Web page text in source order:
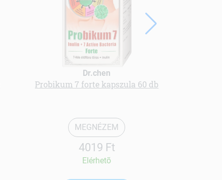
Dr.chen
Probikum 7 forte kapszula 60 db
MEGNÉZEM
4019 Ft
Elérhetõ